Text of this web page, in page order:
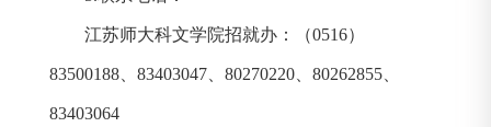
江苏师大科文学院招就办：（0516）
83500188 83403047 80270220 80262855
83403064